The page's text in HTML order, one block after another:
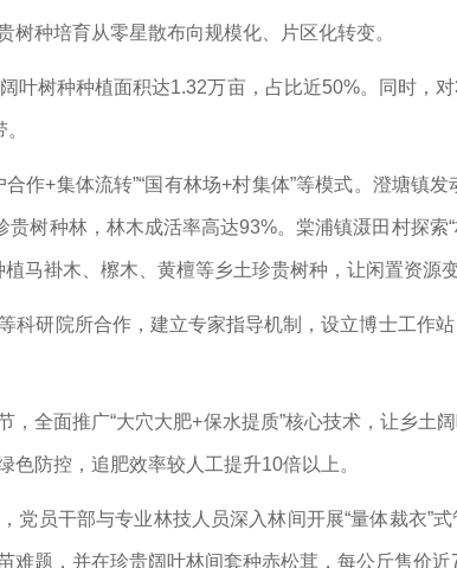
种培育从零星散布向规模化、片区化转变。
叶树种种植面积达1.32万亩，占比近50%。同时，
作+集体流转”“国有林场+村集体”等模式。澄塘镇
树种林，林木成活率高达93%。棠浦镇滠田村探索
马褂木、檫木、黄檀等乡土珍贵树种，让闲置资源
科研院所合作，建立专家指导机制，设立博士工作
全面推广“大穴大肥+保水提质”核心技术，让乡土
防控，追肥效率较人工提升10倍以上。
党员干部与专业林技人员深入林间开展“量体裁衣”
题，并在珍贵阔叶林间套种赤松茸，每公斤售价近